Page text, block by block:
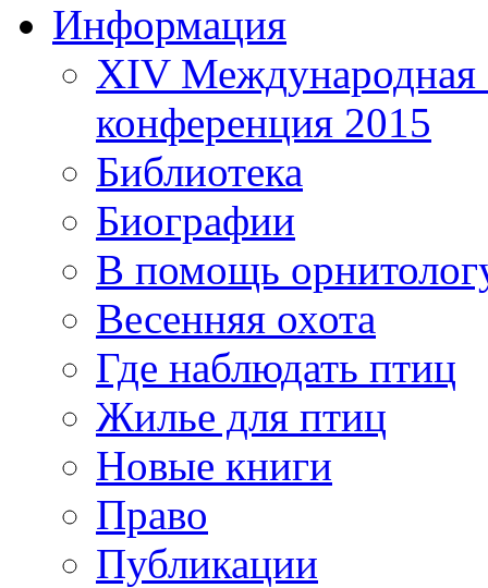
Информация
XIV Международная
конференция 2015
Библиотека
Биографии
В помощь
Весенняя охота
Где наблюдать птиц
Жилье для птиц
Новые книги
Право
Публикации